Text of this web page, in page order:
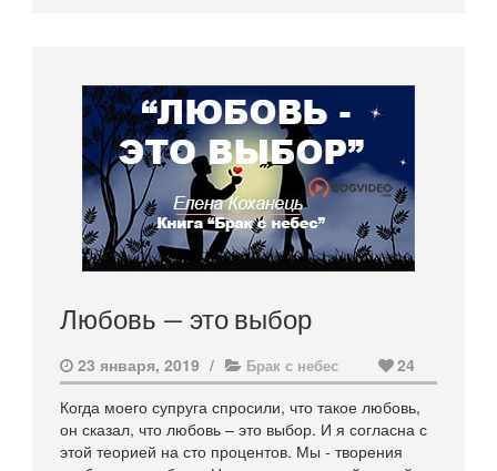
Любовь — это выбор
23 января, 2019 / Брак с небес
24
Когда моего супруга спросили, что такое любовь,
он сказал, что любовь – это выбор. И я согласна с
этой теорией на сто процентов. Мы - творения